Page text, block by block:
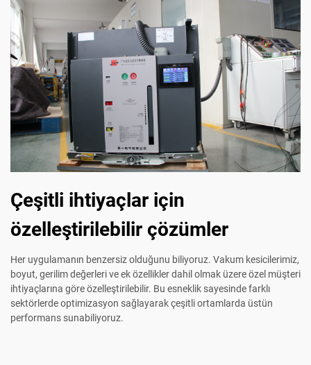
Çeşitli ihtiyaçlar için
özelleştirilebilir çözümler
Her uygulamanın benzersiz olduğunu biliyoruz. Vakum kesicilerimiz,
boyut, gerilim değerleri ve ek özellikler dahil olmak üzere özel müşteri
ihtiyaçlarına göre özelleştirilebilir. Bu esneklik sayesinde farklı
sektörlerde optimizasyon sağlayarak çeşitli ortamlarda üstün
performans sunabiliyoruz.